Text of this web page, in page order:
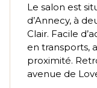
Le salon est
d’Annecy, à
Clair. Facile
en transports,
proximité.
avenue de